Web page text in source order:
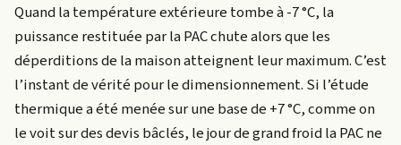
Quand la température extérieure tombe à -7 °C, la
puissance restituée par la PAC chute alors que les
déperditions de la maison atteignent leur maximum. C’est
l’instant de vérité pour le dimensionnement. Si l’étude
thermique a été menée sur une base de +7 °C, comme on
le voit sur des devis bâclés, le jour de grand froid la PAC ne